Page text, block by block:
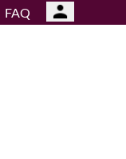
FAQ